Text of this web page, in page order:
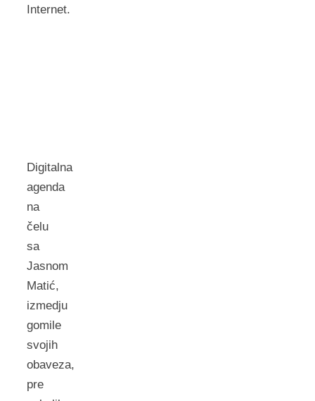
Internet.
Digitalna
agenda
na
čelu
sa
Jasnom
Matić,
izmedju
gomile
svojih
obaveza,
pre